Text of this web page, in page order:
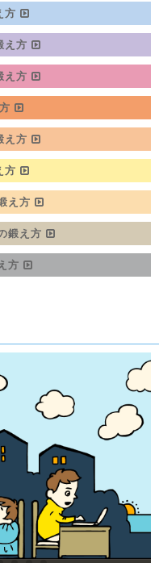
方
え方
え方
方
え方
方
え方
鍛え方
方
ック・床・鏡で総額〇〇〇
ないココロを育てる「レジ
ック・床・鏡で総額〇〇〇